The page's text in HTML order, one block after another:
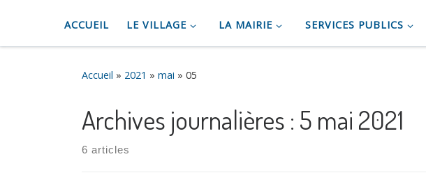
ACCUEIL LE VILLAGE LA MAIRIE SERVICES PUBLICS
Accueil » 2021 » mai » 05
Archives journalières : 5 mai 2021
6 articles